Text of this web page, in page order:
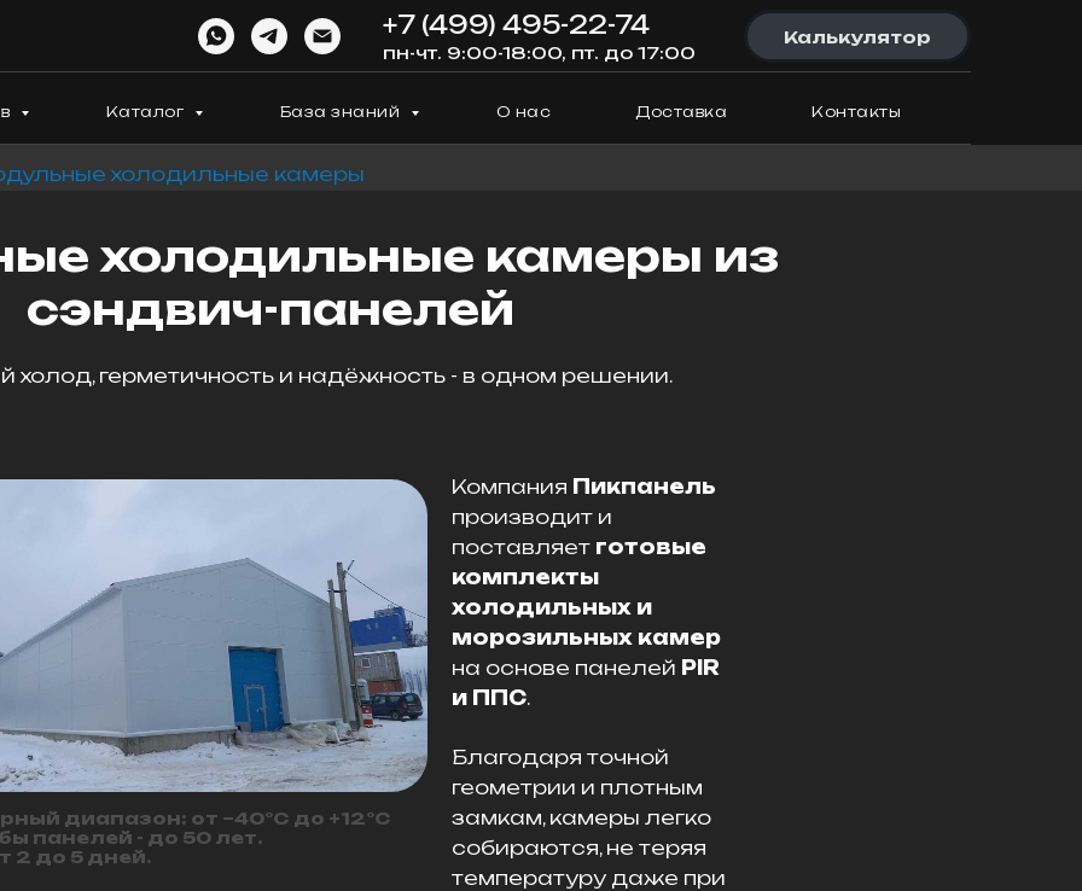
+7 (499) 495-22-74
пн-чт. 9:00-18:00, пт. до 17:00
Калькулятор
Каталог База знаний О нас Доставка Контакты
холодильные камеры
холодильные камеры из
сэндвич-панелей
холод, герметичность и надёжность - в одном решении.
диапазон: от –40°C до +12°C
панелей - до 50 лет.
2 до 5 дней.
Компания Пикпанель
производит и
поставляет готовые
комплекты
холодильных и
морозильных камер
на основе панелей PIR
и ППС.
Благодаря точной
геометрии и плотным
замкам, камеры легко
собираются, не теряя
температуру даже при